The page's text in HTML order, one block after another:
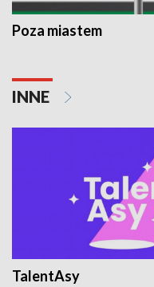
Poza miastem
INNE
TalentAsy